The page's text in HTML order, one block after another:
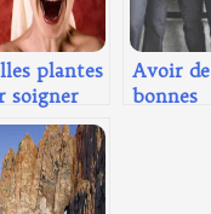
plantes
soigner
?
Avoir de
bonnes